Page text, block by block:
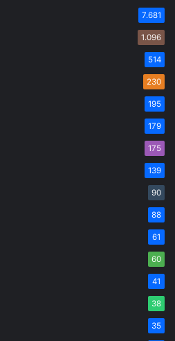
7.681
1.096
514
230
195
179
175
139
90
88
61
60
41
38
35